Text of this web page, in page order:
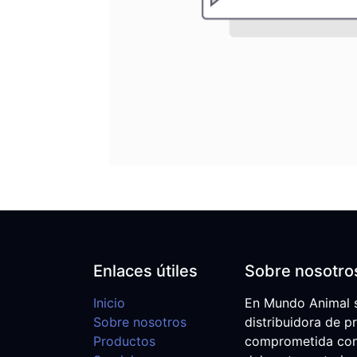
Enlaces útiles
Inicio
Sobre nosotros
Productos
Sobre
En Mundo
distribuidora de
comprometida